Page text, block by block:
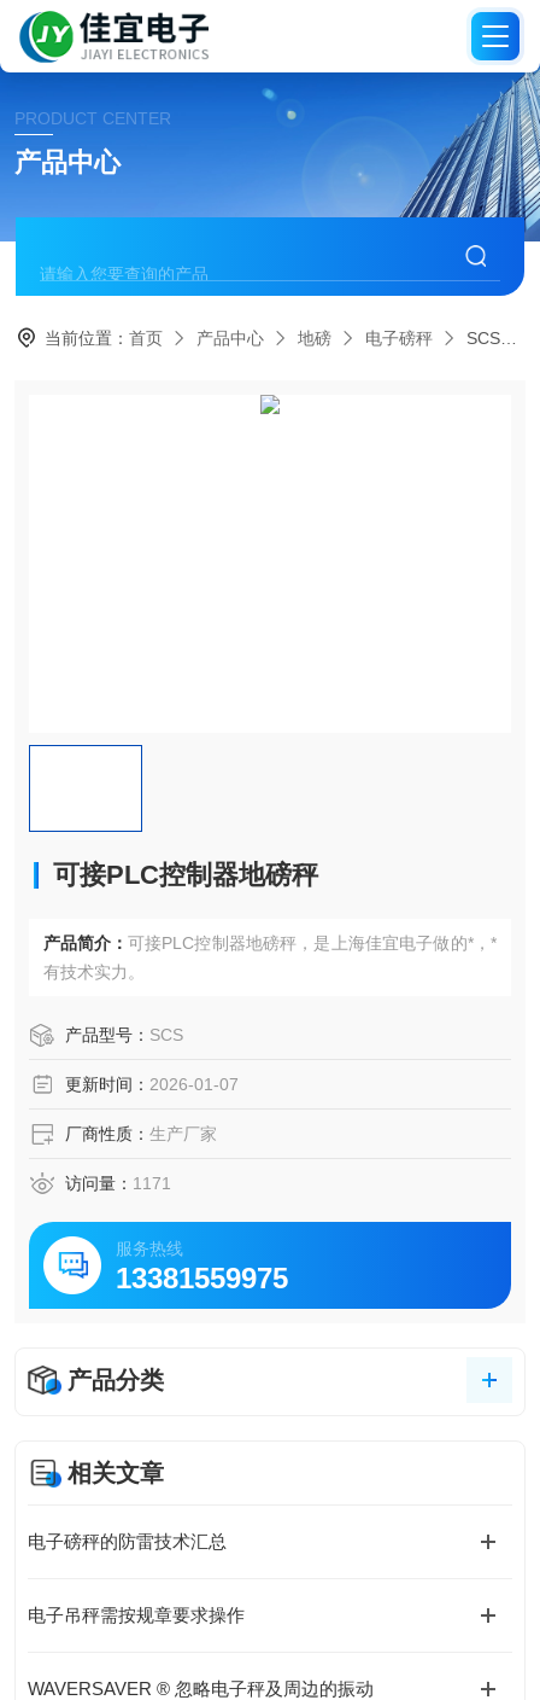
PRODUCT CENTER
产品中心
当前位置：首页 产品中心 地磅 电子磅秤 SCS可接PLC控制器地磅秤
可接PLC控制器地磅秤
产品简介： 可接PLC控制器地磅秤，是上海佳宜电子做的*，*
有技术实力。
产品型号： SCS
更新时间： 2026-01-07
厂商性质： 生产厂家
访问量： 1171
服务热线
13381559975
产品分类
相关文章
电子磅秤的防雷技术汇总
电子吊秤需按规章要求操作
WAVERSAVER ® 忽略电子秤及周边的振动